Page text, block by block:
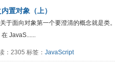
置对象（上）
于面向对象第一个要澄清的概念就是类
JavaS......
：2305 标签： JavaScript